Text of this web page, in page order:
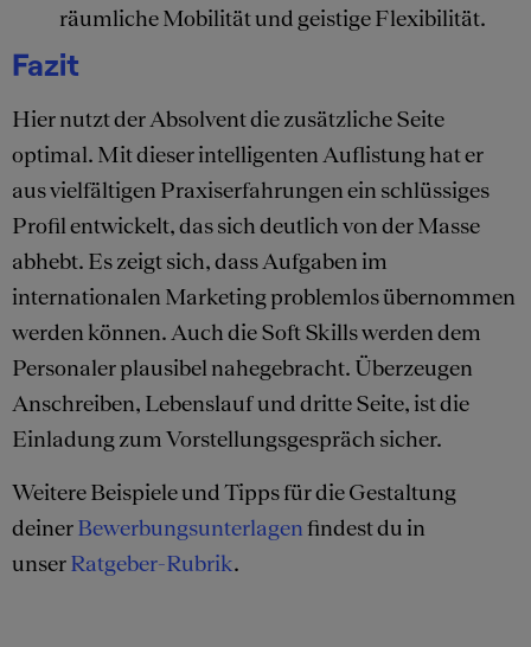
räumliche Mobilität und geistige Flexibilität.
Fazit
Hier nutzt der Absolvent die zusätzliche Seite
optimal. Mit dieser intelligenten Auflistung hat er
aus vielfältigen Praxiserfahrungen ein schlüssiges
Profil entwickelt, das sich deutlich von der Masse
abhebt. Es zeigt sich, dass Aufgaben im
internationalen Marketing problemlos übernommen
werden können. Auch die Soft Skills werden dem
Personaler plausibel nahegebracht. Überzeugen
Anschreiben, Lebenslauf und dritte Seite, ist die
Einladung zum Vorstellungsgespräch sicher.
Weitere Beispiele und Tipps für die Gestaltung
deinerBewerbungsunterlagenfindest du in
unserRatgeber-Rubrik.